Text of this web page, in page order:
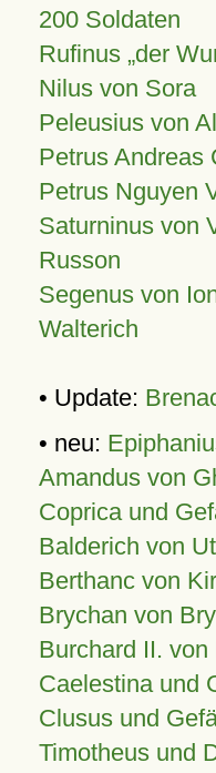
200 Soldaten
Rufinus „der
Nilus von Sora
Peleusius von
Petrus Andreas
Petrus Nguyen
Saturninus von
Russon
Segenus von
Walterich
• Update:
• neu:
Amandus von
Coprica und
Balderich von
Berthanc von
Brychan von
Burchard II.
Caelestina und
Clusus und
Timotheus und